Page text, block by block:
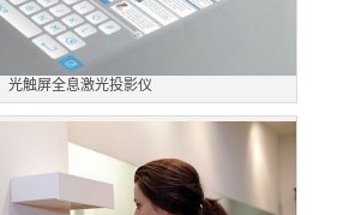
光触屏全息激光投影仪